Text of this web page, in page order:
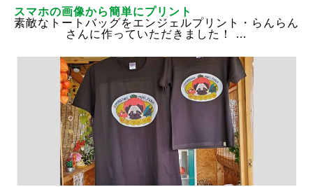
スマホの画像から簡単にプリント
素敵なトートバッグをエンジェルプリント・らんらん
さんに作っていただきました！ …